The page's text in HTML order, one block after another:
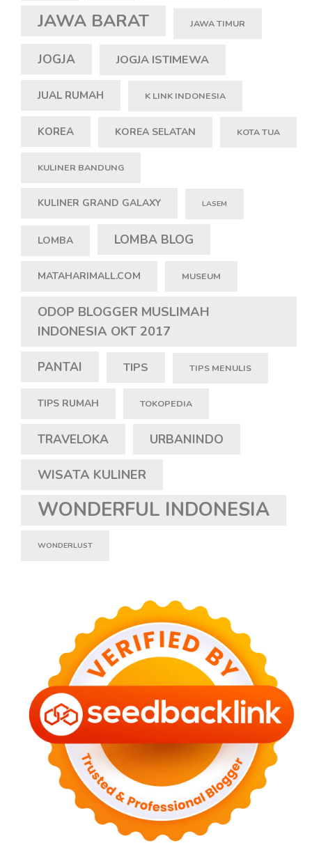
JAWA BARAT JAWA TIMUR
JOGJA JOGJA ISTIMEWA
JUAL RUMAH K LINK INDONESIA
KOREA KOREA SELATAN KOTA TUA
KULINER BANDUNG
KULINER GRAND GALAXY LASEM
LOMBA LOMBA BLOG
MATAHARIMALL.COM MUSEUM
ODOP BLOGGER MUSLIMAH
INDONESIA OKT 2017
PANTAI TIPS TIPS MENULIS
TIPS RUMAH TOKOPEDIA
TRAVELOKA URBANINDO
WISATA KULINER
WONDERFUL INDONESIA
WONDERLUST